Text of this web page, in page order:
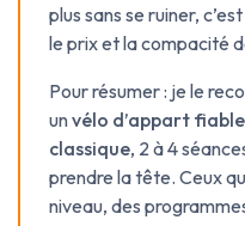
plus sans se ruiner,
le prix et la compacité
Pour résumer : je le
unvélo d’appart
classique, 2 à 4
prendre la tête. Ceux
niveau, des